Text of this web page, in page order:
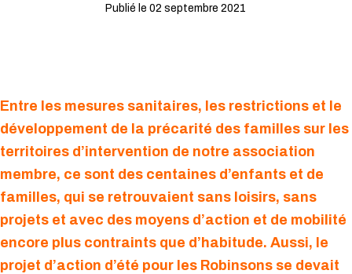
Publié le 02 septembre 2021
Entre les mesures sanitaires, les restrictions et le
développement de la précarité des familles sur les
territoires d’intervention de notre association
membre, ce sont des centaines d’enfants et de
familles, qui se retrouvaient sans loisirs, sans
projets et avec des moyens d’action et de mobilité
encore plus contraints que d’habitude. Aussi, le
projet d’action d’été pour les Robinsons se devait